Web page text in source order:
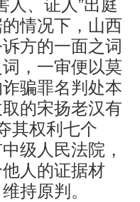
人、证人”出庭
情况下，山西
方的一面之词
，一审便以莫
骗罪名判处本
的宋扬老汉有
其权利七个
级人民法院，
人的证据材
持原判。